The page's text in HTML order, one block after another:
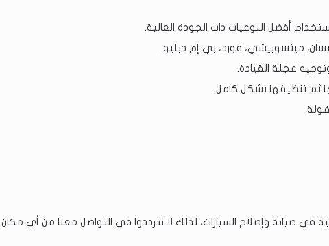
أفضل النوعيات ذات الجودة العالية.
ميتسوبيشي، فورد، بي إم دبليو.
عجلة القيادة.
ثم تنظيفها بشكل كامل.
في صيانة وإصلاح السيارات، لذلك لا تترددوا في التواصل معنا من أي مكان